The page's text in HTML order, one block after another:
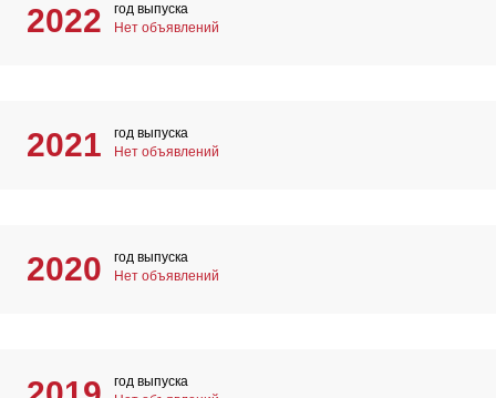
2022
год выпуска
Нет объявлений
2021
год выпуска
Нет объявлений
2020
год выпуска
Нет объявлений
год выпуска